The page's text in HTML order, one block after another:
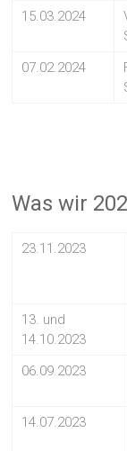
15.03.2024
07.02.2024
Was wir
23.11.2023
13. und
14.10.2023
06.09.2023
14.07.2023